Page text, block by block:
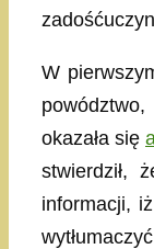
W
okazała się
stwierdził,
informacji,